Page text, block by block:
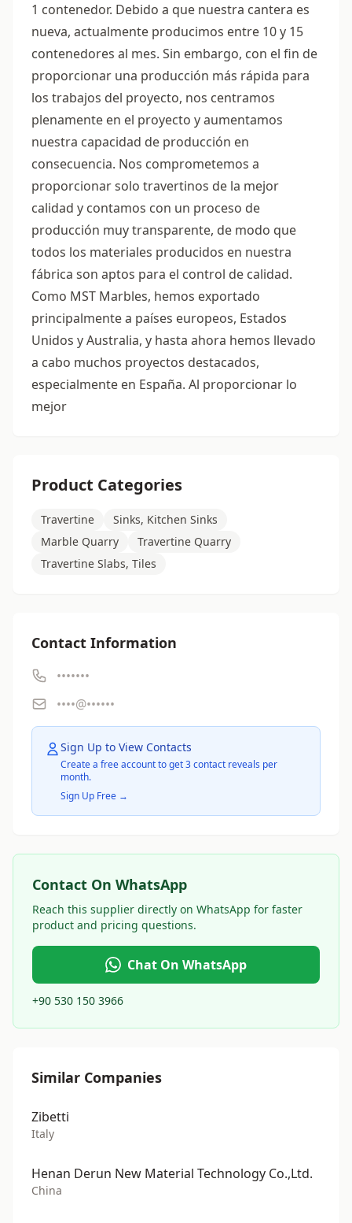
1 contenedor. Debido a que nuestra cantera es
nueva, actualmente producimos entre 10 y 15
contenedores al mes. Sin embargo, con el fin de
proporcionar una producción más rápida para
los trabajos del proyecto, nos centramos
plenamente en el proyecto y aumentamos
nuestra capacidad de producción en
consecuencia. Nos comprometemos a
proporcionar solo travertinos de la mejor
calidad y contamos con un proceso de
producción muy transparente, de modo que
todos los materiales producidos en nuestra
fábrica son aptos para el control de calidad.
Como MST Marbles, hemos exportado
principalmente a países europeos, Estados
Unidos y Australia, y hasta ahora hemos llevado
a cabo muchos proyectos destacados,
especialmente en España. Al proporcionar lo
mejor
Product Categories
Travertine
Sinks, Kitchen Sinks
Marble Quarry
Travertine Quarry
Travertine Slabs, Tiles
Contact Information
•••••••
••••@••••••
Sign Up to View Contacts
Create a free account to get 3 contact reveals per
month.
Sign Up Free →
Contact On WhatsApp
Reach this supplier directly on WhatsApp for faster
product and pricing questions.
Chat On WhatsApp
+90 530 150 3966
Similar Companies
Zibetti
Italy
Henan Derun New Material Technology Co.,Ltd.
China